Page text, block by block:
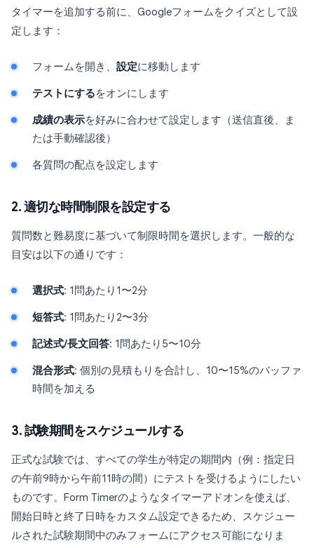
タイマーを追加する前に、Googleフォームをクイズとして設
定します：
フォームを開き、 設定に移動します
テストにするをオンにします
成績の表示を好みに合わせて設定します（送信直後、ま
たは手動確認後）
各質問の配点を設定します
2. 適切な時間制限を設定する
質問数と難易度に基づいて制限時間を選択します。一般的な
目安は以下の通りです：
選択式: 1問あたり1〜2分
短答式: 1問あたり2〜3分
記述式/長文回答: 1問あたり5〜10分
混合形式: 個別の見積もりを合計し、10〜15%のバッファ
時間を加える
3. 試験期間をスケジュールする
正式な試験では、すべての学生が特定の期間内（例：指定日
の午前9時から午前11時の間）にテストを受けるようにしたい
ものです。Form Timerのようなタイマーアドオンを使えば、
開始日時と終了日時をカスタム設定できるため、スケジュー
ルされた試験期間中のみフォームにアクセス可能になりま